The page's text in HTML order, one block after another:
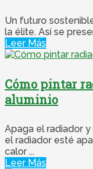
Un futuro
la élite. Así se
Leer Más
Cómo pintar
aluminio
Apaga el radiador
el radiador esté
calor ...
Leer Más